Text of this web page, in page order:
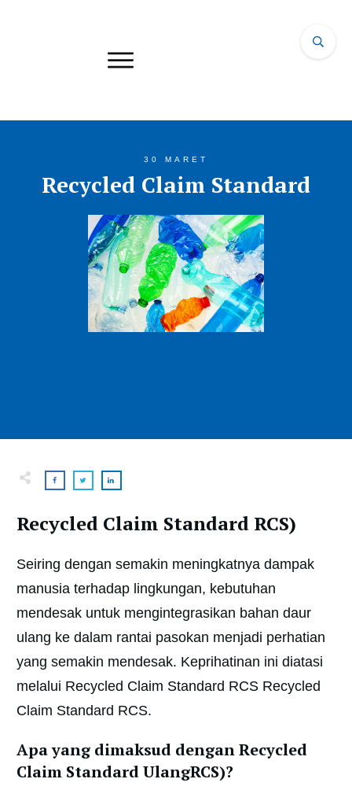
30 MARET
Recycled Claim Standard
Recycled Claim Standard RCS)
Seiring dengan semakin meningkatnya dampak
manusia terhadap lingkungan, kebutuhan
mendesak untuk mengintegrasikan bahan daur
ulang ke dalam rantai pasokan menjadi perhatian
yang semakin mendesak. Keprihatinan ini diatasi
melalui Recycled Claim Standard RCS Recycled
Claim Standard RCS.
Apa yang dimaksud dengan Recycled
Claim Standard UlangRCS)?